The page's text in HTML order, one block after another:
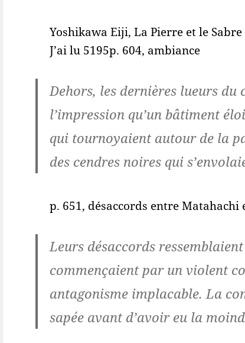
Yoshikawa Eiji, La Pierre et le Sabre
J’ai lu 5195p. 604, ambiance
Dehors, les dernières lueurs du
l’impression qu’un bâtiment
qui tournoyaient autour de la
des cendres noires qui
p. 651, désaccords entre Matahachi
Leurs désaccords
commençaient par un violent
antagonisme implacable. La
sapée avant d’avoir eu la